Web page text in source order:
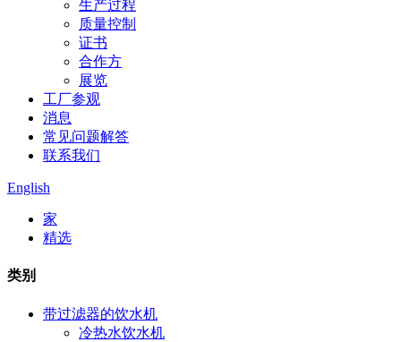
生产过程
质量控制
证书
合作方
展览
工厂参观
消息
常见问题解答
联系我们
English
家
精选
类别
带过滤器的饮水机
冷热水饮水机